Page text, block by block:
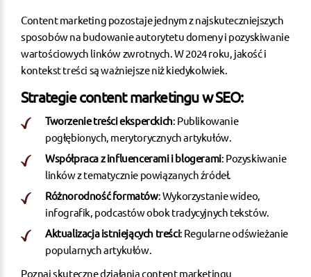
Content marketing pozostaje jednym z najskuteczniejszych
sposobów na budowanie autorytetu domeny i pozyskiwanie
wartościowych linków zwrotnych. W 2024 roku, jakość i
kontekst treści są ważniejsze niż kiedykolwiek.
Strategie content marketingu w SEO:
Tworzenie treści eksperckich: Publikowanie
pogłębionych, merytorycznych artykułów.
Współpraca z influencerami i blogerami: Pozyskiwanie
linków z tematycznie powiązanych źródeł.
Różnorodność formatów: Wykorzystanie wideo,
infografik, podcastów obok tradycyjnych tekstów.
Aktualizacja istniejących treści: Regularne odświeżanie
popularnych artykułów.
Poznaj skuteczne działania content marketingu